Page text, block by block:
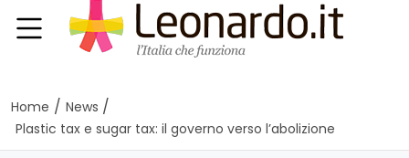
Home / News /
Plastic tax e sugar tax: il governo verso l’abolizione